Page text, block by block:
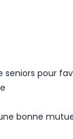
pour
bonne